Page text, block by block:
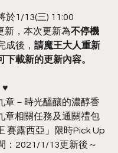
於1/13(三) 11:00
新，本次更新為不停機
成後， 請魔王大人重新
下載新的更新內容。
♥
章－時光醞釀的濃醇香
章相關任務及通關禮包
賽露西亞」限時Pick Up
：2021/1/13更新後～